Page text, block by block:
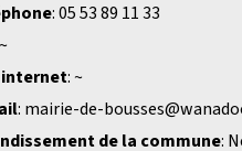
: 05 53 89 11 33
: ~
: mairie-de-
de la commune: